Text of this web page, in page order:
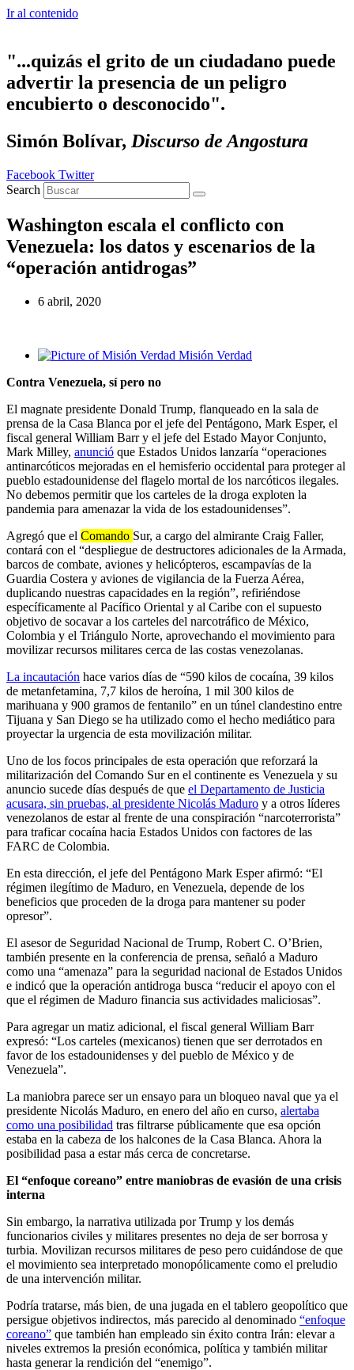
Ir al contenido
"...quizás el grito de un ciudadano puede
advertir la presencia de un peligro
encubierto o desconocido".
Simón Bolívar, Discurso de Angostura
Facebook Twitter
Search
Washington escala el conflicto con
Venezuela: los datos y escenarios de la
“operación antidrogas”
6 abril, 2020
Misión Verdad
Contra Venezuela, sí pero no
El magnate presidente Donald Trump, flanqueado en la sala de
prensa de la Casa Blanca por el jefe del Pentágono, Mark Esper, el
fiscal general William Barr y el jefe del Estado Mayor Conjunto,
Mark Milley, anunció que Estados Unidos lanzaría “operaciones
antinarcóticos mejoradas en el hemisferio occidental para proteger al
pueblo estadounidense del flagelo mortal de los narcóticos ilegales.
No debemos permitir que los carteles de la droga exploten la
pandemia para amenazar la vida de los estadounidenses”.
Agregó que el Comando Sur, a cargo del almirante Craig Faller,
contará con el “despliegue de destructores adicionales de la Armada,
barcos de combate, aviones y helicópteros, escampavías de la
Guardia Costera y aviones de vigilancia de la Fuerza Aérea,
duplicando nuestras capacidades en la región”, refiriéndose
específicamente al Pacífico Oriental y al Caribe con el supuesto
objetivo de socavar a los carteles del narcotráfico de México,
Colombia y el Triángulo Norte, aprovechando el movimiento para
movilizar recursos militares cerca de las costas venezolanas.
La incautación hace varios días de “590 kilos de cocaína, 39 kilos
de metanfetamina, 7,7 kilos de heroína, 1 mil 300 kilos de
marihuana y 900 gramos de fentanilo” en un túnel clandestino entre
Tijuana y San Diego se ha utilizado como el hecho mediático para
proyectar la urgencia de esta movilización militar.
Uno de los focos principales de esta operación que reforzará la
militarización del Comando Sur en el continente es Venezuela y su
anuncio sucede días después de que el Departamento de Justicia
acusara, sin pruebas, al presidente Nicolás Maduro y a otros líderes
venezolanos de estar al frente de una conspiración “narcoterrorista”
para traficar cocaína hacia Estados Unidos con factores de las
FARC de Colombia.
En esta dirección, el jefe del Pentágono Mark Esper afirmó: “El
régimen ilegítimo de Maduro, en Venezuela, depende de los
beneficios que proceden de la droga para mantener su poder
opresor”.
El asesor de Seguridad Nacional de Trump, Robert C. O’Brien,
también presente en la conferencia de prensa, señaló a Maduro
como una “amenaza” para la seguridad nacional de Estados Unidos
e indicó que la operación antidroga busca “reducir el apoyo con el
que el régimen de Maduro financia sus actividades maliciosas”.
Para agregar un matiz adicional, el fiscal general William Barr
expresó: “Los carteles (mexicanos) tienen que ser derrotados en
favor de los estadounidenses y del pueblo de México y de
Venezuela”.
La maniobra parece ser un ensayo para un bloqueo naval que ya el
presidente Nicolás Maduro, en enero del año en curso, alertaba
como una posibilidad tras filtrarse públicamente que esa opción
estaba en la cabeza de los halcones de la Casa Blanca. Ahora la
posibilidad pasa a estar más cerca de concretarse.
El “enfoque coreano” entre maniobras de evasión de una crisis
interna
Sin embargo, la narrativa utilizada por Trump y los demás
funcionarios civiles y militares presentes no deja de ser borrosa y
turbia. Movilizan recursos militares de peso pero cuidándose de que
el movimiento sea interpretado monopólicamente como el preludio
de una intervención militar.
Podría tratarse, más bien, de una jugada en el tablero geopolítico que
persigue objetivos indirectos, más parecido al denominado “enfoque
coreano” que también han empleado sin éxito contra Irán: elevar a
niveles extremos la presión económica, política y también militar
hasta generar la rendición del “enemigo”.